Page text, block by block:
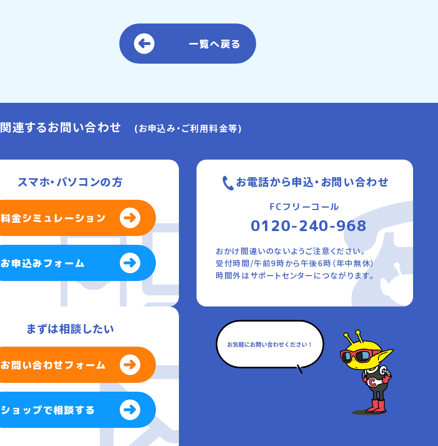
一覧へ戻る
連するお問い合わせ (お申込み・ご利用料金等)
スマホ・パソコンの方
料金シミュレーション
お申込みフォーム
お電話から申込・お問い合わせ
FCフリーコール
0120-240-968
おかけ間違いのないようご注意ください。
受付時間/午前9時から午後6時（年中無休）
時間外はサポートセンターにつながります。
まずは相談したい
お問い合わせフォーム
ショップで相談する